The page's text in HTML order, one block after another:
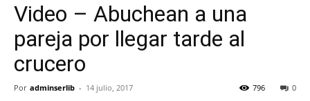
Video – Abuchean a una
pareja por llegar tarde al
crucero
Por adminserlib - 14 julio, 2017 0
796